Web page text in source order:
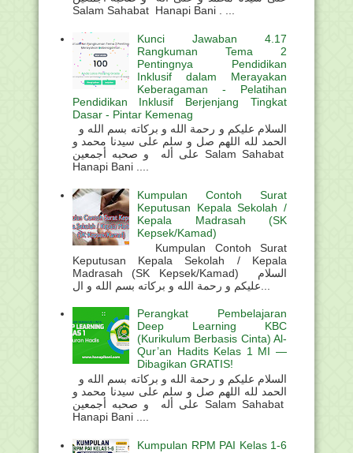
Salam Sahabat Hanapi Bani . ...
Kunci Jawaban 4.17
Rangkuman Tema 2
Pentingnya Pendidikan
Inklusif dalam Merayakan
Keberagaman - Pelatihan
Pendidikan Inklusif Berjenjang Tingkat
Dasar - Pintar Kemenag
الحمد لله اللهم صل و سلم على سيدنا محمد و
على أله و صحبه أجمعين Salam Sahabat
Hanapi Bani ....
Kumpulan Contoh Surat
Keputusan Kepala Sekolah /
Kepala Madrasah (SK
Kepsek/Kamad)
Kumpulan Contoh Surat
Keputusan Kepala Sekolah / Kepala
Madrasah (SK Kepsek/Kamad) السلام
Perangkat Pembelajaran
Deep Learning KBC
(Kurikulum Berbasis Cinta) Al-
Qur’an Hadits Kelas 1 MI —
Dibagikan GRATIS!
الحمد لله اللهم صل و سلم على سيدنا محمد و
على أله و صحبه أجمعين Salam Sahabat
Hanapi Bani ....
Kumpulan RPM PAI Kelas 1-6